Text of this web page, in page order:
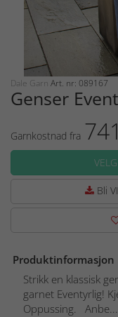
Dale Garn Art. nr: 089167
Genser
Garnkostnad fra 741
Bli
Produktinformasjon
Strikk en klassisk
garnet Eventyrlig!
Oppussing. Anbe...